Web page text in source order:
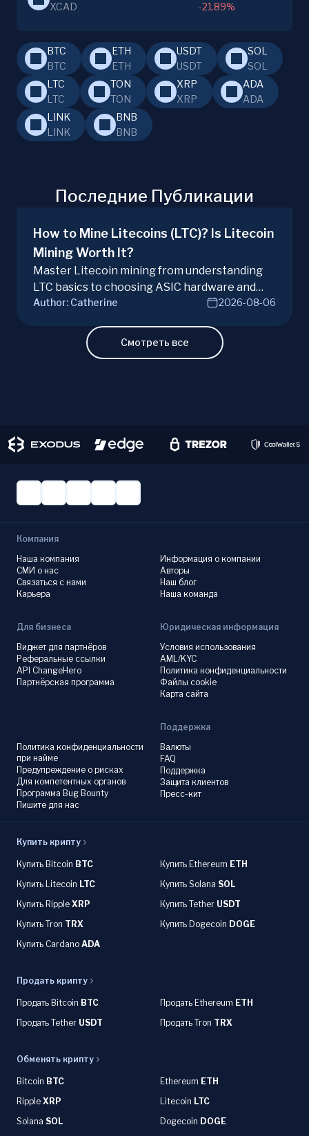
XCAD
-21.89%
BTC
BTC
ETH
ETH
USDT
USDT
SOL
SOL
LTC
LTC
TON
TON
XRP
XRP
ADA
ADA
LINK
LINK
BNB
BNB
Последние Публикации
How to Mine Litecoins (LTC)? Is Litecoin
Mining Worth It?
Master Litecoin mining from understanding
LTC basics to choosing ASIC hardware and
joining mining pools. Optimize your Litecoin
Author: Catherine 2026-08-06
Смотреть все
Компания
Наша компания
СМИ о нас
Связаться с нами
Карьера
Информация о компании
Авторы
Наш блог
Наша команда
Для бизнеса
Виджет для партнёров
Реферальные ссылки
API ChangeHero
Партнёрская программа
Юридическая информация
Условия использования
AML/KYC
Политика конфиденциальности
Файлы cookie
Карта сайта
Политика конфиденциальности
при найме
Предупреждение о рисках
Для компетентных органов
Программа Bug Bounty
Пишите для нас
Поддержка
Валюты
FAQ
Поддержка
Защита клиентов
Пресс-кит
Купить крипту
Купить Bitcoin BTC Купить Ethereum ETH
Купить Litecoin LTC Купить Solana SOL
Купить Ripple XRP Купить Tether USDT
Купить Tron TRX Купить Dogecoin DOGE
Купить Cardano ADA
Продать крипту
Продать Bitcoin BTC Продать Ethereum ETH
Продать Tether USDT Продать Tron TRX
Обменять крипту
Bitcoin BTC Ethereum ETH
Ripple XRP Litecoin LTC
Solana SOL Dogecoin DOGE